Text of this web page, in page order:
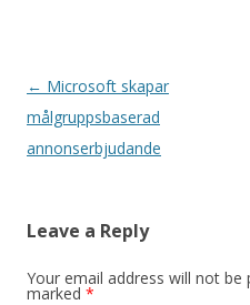
Post navigation
← Microsoft skapar
målgruppsbaserad
annonserbjudande
Leave a Reply
Your email address will not be
marked *